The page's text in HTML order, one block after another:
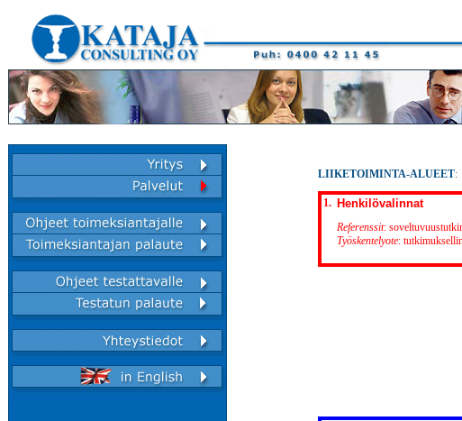
LIIKETOIMINTA-ALUEET:
1. Henkilövalinnat
Referenssit:
Työskentelyote: